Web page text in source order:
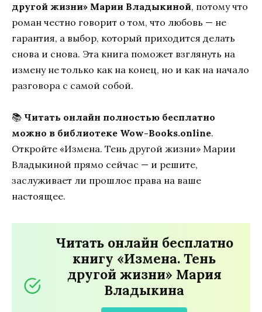
другой жизни» Марии Владыкиной, потому что
роман честно говорит о том, что любовь — не
гарантия, а выбор, который приходится делать
снова и снова. Эта книга поможет взглянуть на
измену не только как на конец, но и как на начало
разговора с самой собой.
📚 Читать онлайн полностью бесплатно
можно в библиотеке Wow-Books.online.
Откройте «Измена. Тень другой жизни» Марии
Владыкиной прямо сейчас — и решите,
заслуживает ли прошлое права на ваше
настоящее.
Читать онлайн бесплатно
книгу «Измена. Тень
другой жизни» Мария
Владыкина